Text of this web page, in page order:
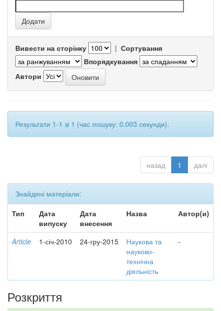
Вивести на сторінку | Сортування
Впорядкування
Автори
Результати 1-1 зі 1 (час пошуку: 0.003 секунди).
назад 1 далі
Знайдені матеріали:
Тип
Дата
випуску
Дата
внесення
Назва Автор(и)
Article 1-січ-2010 24-гру-2015
Наукова та
науково-
технічна
діяльність
-
Розкриття